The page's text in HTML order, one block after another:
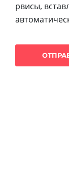
рвисы,